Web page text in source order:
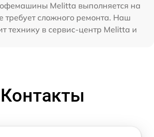
Melitta выполняется на
требует сложного ремонта. Наш
технику в сервис-центр Melitta и
Контакты